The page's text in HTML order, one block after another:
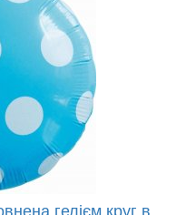
гелієм круг в